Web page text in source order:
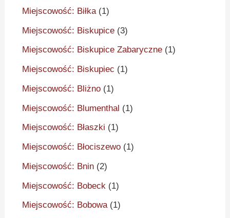
Miejscowość: Biłka(1)
Miejscowość: Biskupice (3)
Miejscowość: Biskupice Zabaryczne (1)
Miejscowość: Biskupiec (1)
Miejscowość: Bliżno (1)
Miejscowość: Blumenthal (1)
Miejscowość: Błaszki (1)
Miejscowość: Błociszewo (1)
Miejscowość: Bnin (2)
Miejscowość: Bobeck (1)
Miejscowość: Bobowa(1)